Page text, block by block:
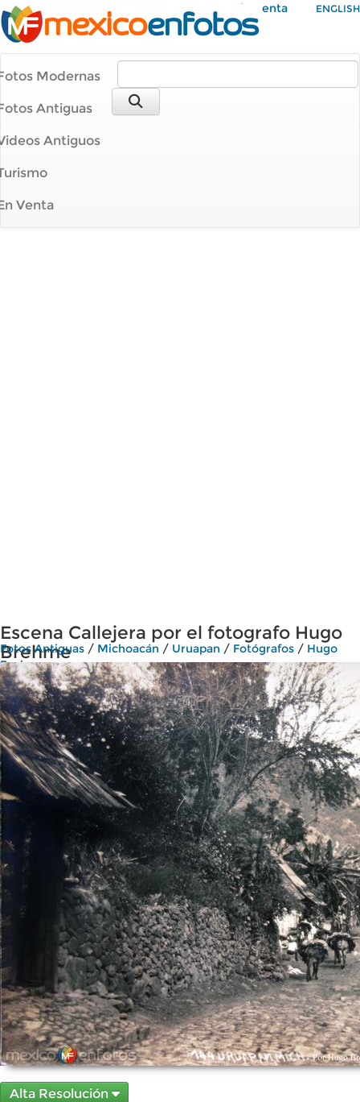
Mi Cuenta ENGLISH
Modernas
Antiguas
Antiguos
Venta
Escena Callejera por el fotografo Hugo
Brehme
Fotos Antiguas / Michoacán / Uruapan / Fotógrafos / Hugo
Brehme
Alta Resolución